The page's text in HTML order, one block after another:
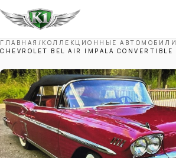
ГЛАВНАЯ / КОЛЛЕКЦИОННЫЕ АВТОМОБИЛИ
CHEVROLET BEL AIR IMPALA CONVERTIBLE